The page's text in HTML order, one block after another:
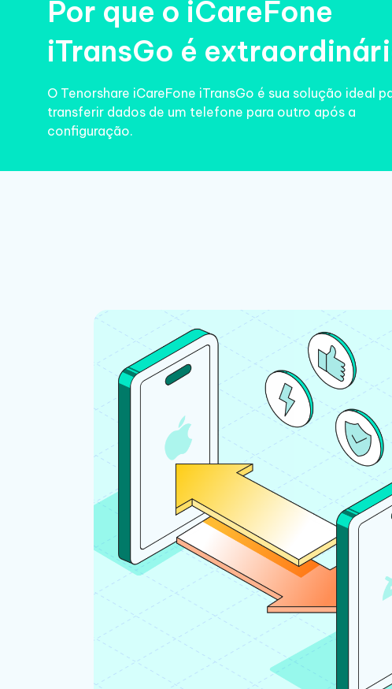
Por que o iCareFone
iTransGo é
O Tenorshare iCareFone iTransGo é sua solução ideal
transferir dados de um telefone para outro após a
configuração.